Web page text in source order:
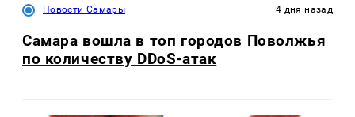
Новости Самары 4 дня назад
Самара вошла в топ городов Поволжья
по количеству DDoS-атак